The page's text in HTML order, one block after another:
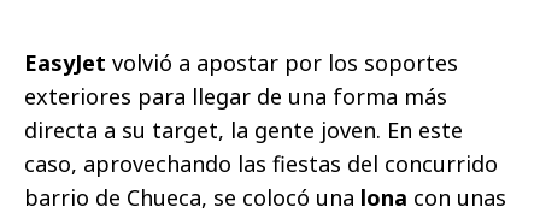
EasyJet volvió a apostar por los soportes
exteriores para llegar de una forma más
directa a su target, la gente joven. En este
caso, aprovechando las fiestas del concurrido
barrio de Chueca, se colocó una lona con unas